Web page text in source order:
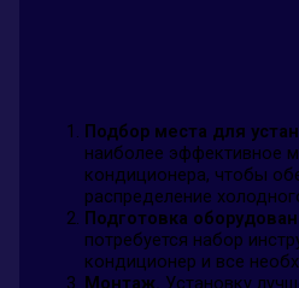
Подбор места для
наиболее эффективное
кондиционера, чтобы
распределение
Подготовка
потребуется набор
кондиционер и все
Монтаж. Установку